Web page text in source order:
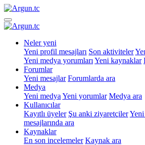
Neler yeni
Yeni profil mesajları Son aktiviteler
Yeni medya yorumları Yeni kaynaklar
Forumlar
Yeni mesajlar Forumlarda ara
Medya
Yeni medya Yeni yorumlar Medya ara
Kullanıcılar
Kayıtlı üyeler Şu anki ziyaretçilerYeni
mesajlarında ara
Kaynaklar
En son incelemeler Kaynak ara